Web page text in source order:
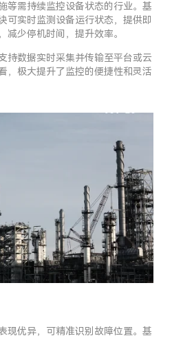
等需持续监控设备状态的行业。基
可实时监测设备运行状态，提供即
减少停机时间，提升效率。
持数据实时采集并传输至平台或云
，极大提升了监控的便捷性和灵活
现优异，可精准识别故障位置。基